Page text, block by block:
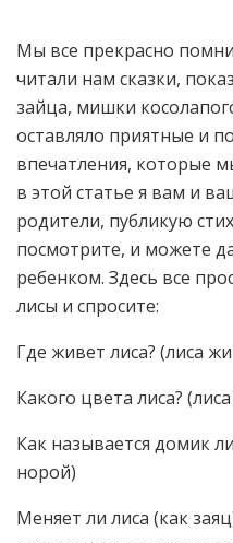
Мы все прекрасно
читали нам сказки,
зайца, мишки
оставляло приятные и
впечатления, которые
в этой статье я вам и
родители, публикую
посмотрите, и можете
ребенком. Здесь все
лисы и спросите:
Где живет лиса? (лиса
Какого цвета лиса?
Как называется домик
норой)
Меняет ли лиса (как